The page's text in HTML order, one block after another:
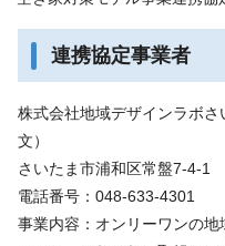
連携協定事業者
株式会社地域デザインラボ
文）
さいたま市浦和区常盤7-4-1
電話番号：048-633-4301
事業内容：オンリーワンの